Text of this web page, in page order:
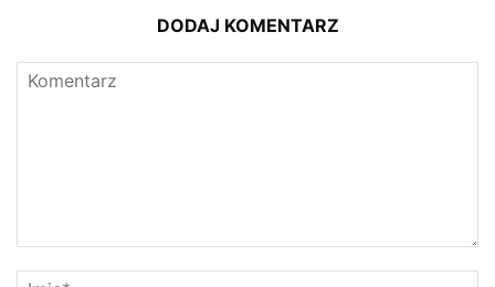
DODAJ KOMENTARZ